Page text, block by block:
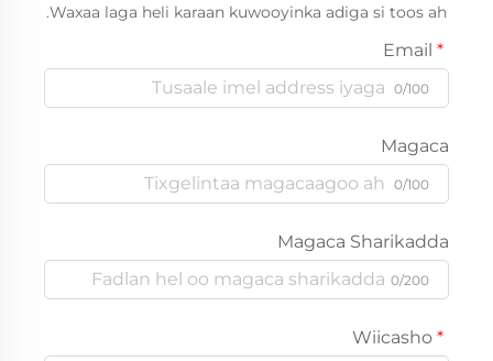
Waxaa laga heli karaan kuwooyinka adiga si toos ah.
0/100
Magaca
0/100
Magaca Sharikadda
0/200